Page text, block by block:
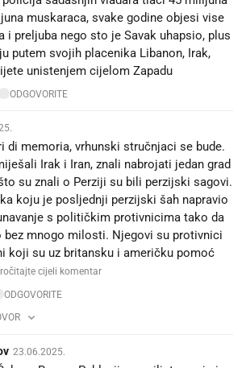
muskaraca, svake godine objesi vise
i preljuba nego sto je Savak uhapsio, plus
putem svojih placenika Libanon, Irak,
unistenjem cijelom Zapadu
di memoria, vrhunski stručnjaci se bude.
Irak i Iran, znali nabrojati jedan grad
što su znali o Perziji su bili perzijski sagovi.
koju je posljednji perzijski šah napravio
s političkim protivnicima tako da
bez mnogo milosti. Njegovi su protivnici
koji su uz britansku i američku pomoć
Pročitajte cijeli komentar
Rezom Pahlavijem, priljatevao je i